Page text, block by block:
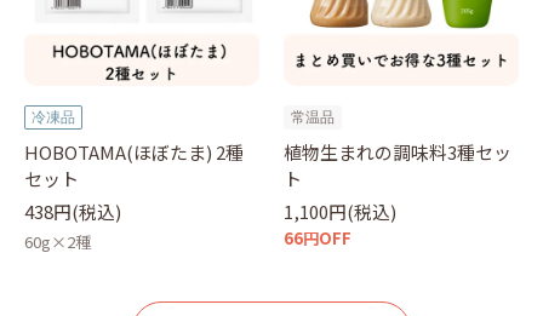
冷凍品
HOBOTAMA(ほぼたま) 2種
セット
438円(税込)
60g×2種
常温品
植物生まれの調味料3種セッ
ト
1,100円(税込)
66円OFF